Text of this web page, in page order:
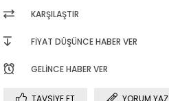
KARŞILAŞTIR
FIYAT DÜŞÜNCE HABER VER
GELINCE HABER VER